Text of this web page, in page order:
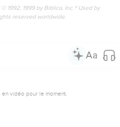
1992, 1999 by Biblica, Inc.® Used by
reserved worldwide.
vidéo pour le moment.